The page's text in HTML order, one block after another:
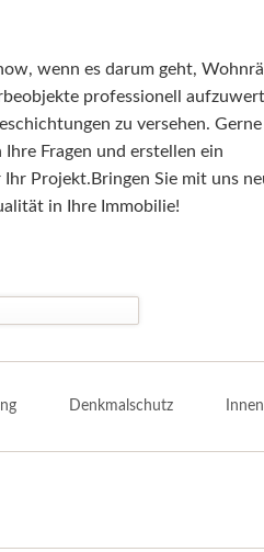
wenn es darum geht,
professionell
zu versehen.
Fragen und erstellen ein
Projekt.Bringen Sie mit uns
in Ihre Immobilie!
Denkmalschutz